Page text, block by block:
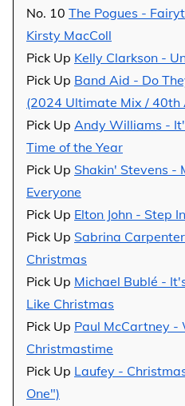
No. 10 The Pogues -
Kirsty MacColl
Pick Up Kelly Clarkson -
Pick Up Band Aid - Do
(2024 Ultimate Mix / 40th
Pick Up Andy Williams -
Time of the Year
Pick Up Shakin' Stevens -
Everyone
Pick Up Elton John - Step
Pick Up Sabrina
Christmas
Pick Up Michael Bublé -
Like Christmas
Pick Up Paul McCartney -
Christmastime
Pick Up Laufey -
One")